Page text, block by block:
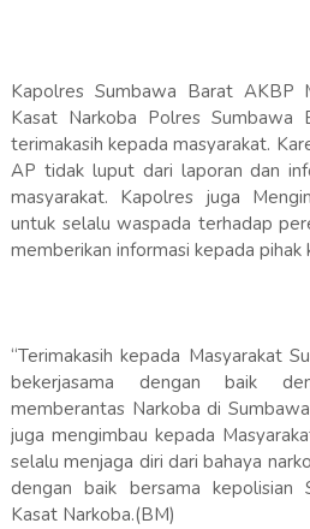
Kapolres Sumbawa Barat AKBP
Kasat Narkoba Polres Sumbawa
terimakasih kepada masyarakat.
AP tidak luput dari laporan dan
masyarakat. Kapolres juga
untuk selalu waspada terhadap
memberikan informasi kepada pihak
“Terimakasih kepada Masyarakat
bekerjasama dengan baik
memberantas Narkoba di
juga mengimbau kepada
selalu menjaga diri dari bahaya
dengan baik bersama kepolisian
Kasat Narkoba.(BM)